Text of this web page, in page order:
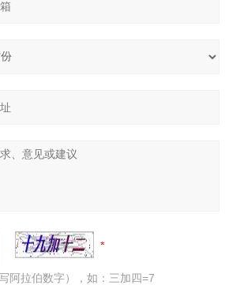
阿拉伯数字），如：三加四=7